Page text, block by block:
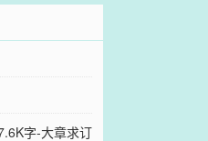
字-大章求订